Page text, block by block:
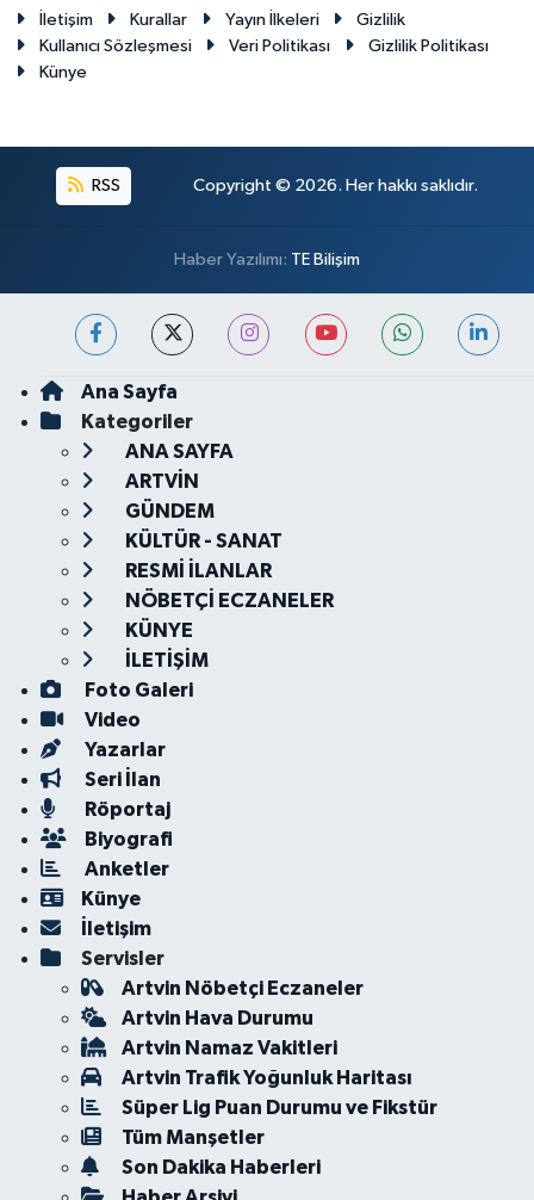
İletişim Kurallar Yayın İlkeleri
Gizlilik
Kullanıcı Sözleşmesi
Veri Politikası
Gizlilik Politikası
Künye
RSS Copyright © 2026. Her hakkı saklıdır.
Haber Yazılımı: TE Bilişim
Ana Sayfa
Kategoriler
ANA SAYFA
ARTVİN
GÜNDEM
KÜLTÜR - SANAT
RESMİ İLANLAR
NÖBETÇİ ECZANELER
KÜNYE
İLETİŞİM
Foto Galeri
Video
Yazarlar
Seri İlan
Röportaj
Biyografi
Anketler
Künye
İletişim
Servisler
Artvin Nöbetçi Eczaneler
Artvin Hava Durumu
Artvin Namaz Vakitleri
Artvin Trafik Yoğunluk Haritası
Süper Lig Puan Durumu ve Fikstür
Tüm Manşetler
Son Dakika Haberleri